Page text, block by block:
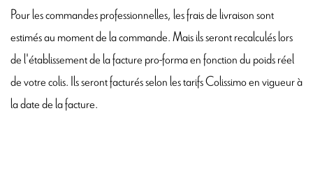
Pour les commandes professionnelles, les frais de livraison sont
estimés au moment de la commande. Mais ils seront recalculés lors
de l'établissement de la facture pro-forma en fonction du poids réel
de votre colis. Ils seront facturés selon les tarifs Colissimo en vigueur à
la date de la facture.